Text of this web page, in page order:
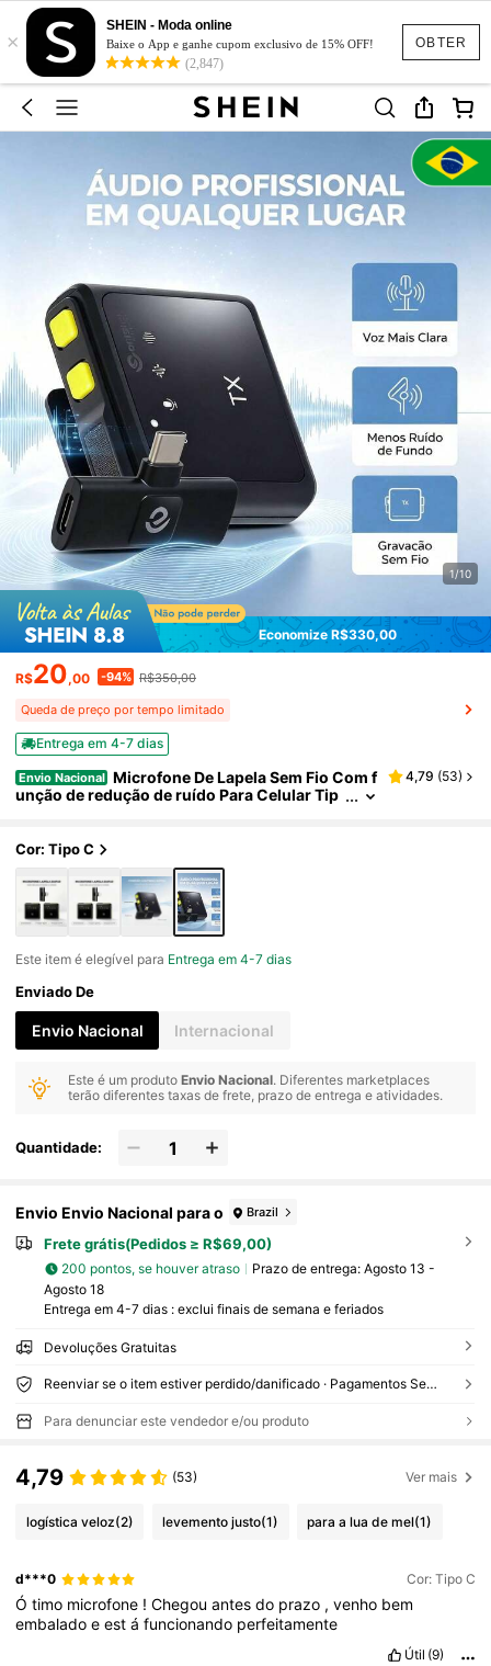
OBTER
×
SHEIN - Moda online
Baixe o App e ganhe cupom exclusivo de 15% OFF!
(2,847)
1/10
Economize R$330,00
R$20,00 -94% R$350,00
Queda de preço por tempo limitado
Entrega em 4-7 dias
Envio Nacional Microfone De Lapela Sem Fio Com f
unção de redução de ruído Para Celular Tip
4,79 (53)
Cor: Tipo C
Este item é elegível para Entrega em 4-7 dias
Enviado De
Envio Nacional Internacional
Este é um produtoEnvio Nacional. Diferentes marketplaces
terão diferentes taxas de frete, prazo de entrega e atividades.
Quantidade:
Envio Envio Nacional para o Brazil
Frete grátis(Pedidos ≥ R$69,00)
200 pontos, se houver atraso Prazo de entrega: Agosto 13 -
Agosto 18
Entrega em 4-7 dias : exclui finais de semana e feriados
Devoluções Gratuitas
Reenviar se o item estiver perdido/danificado · Pagamentos Seguros · Proteção de privacidade
Para denunciar este vendedor e/ou produto
4,79 (53) Ver mais
logística veloz(2) levemento justo(1) para a lua de mel(1)
d***0 Cor: Tipo C
Ótimo microfone !Chegouantesdo prazo ,venho bem
embaladoeestáfuncionando perfeitamente
Útil (9)